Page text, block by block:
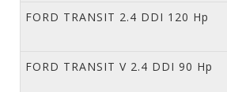
FORD TRANSIT 2.4 DDI 120 Hp
FORD TRANSIT V 2.4 DDI 90 Hp